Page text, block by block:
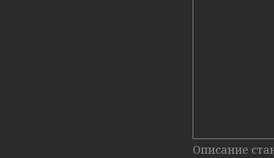
Описание